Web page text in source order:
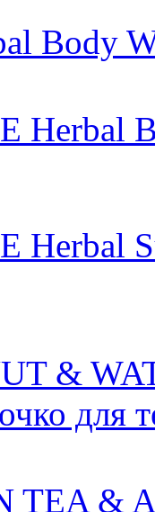
Body
Herbal
Herbal
&
для
TEA &